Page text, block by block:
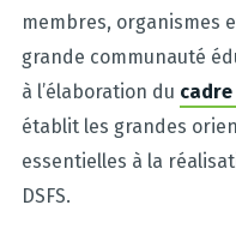
membres, organismes
grande communauté
à l’élaboration du
établit les grandes
essentielles à la
DSFS.